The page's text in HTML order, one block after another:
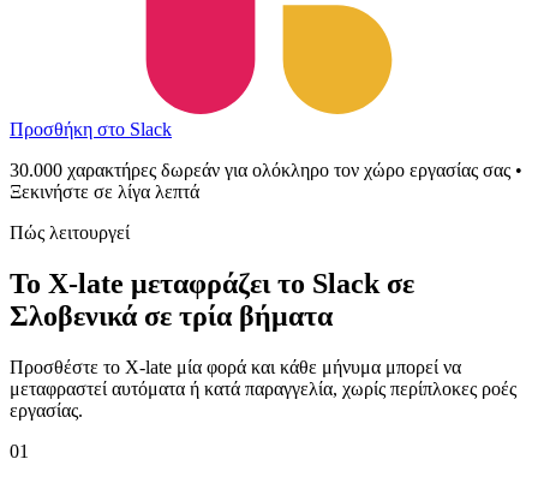
Προσθήκη στο Slack
30.000 χαρακτήρες δωρεάν για ολόκληρο τον χώρο εργασίας σας •
Ξεκινήστε σε λίγα λεπτά
Πώς λειτουργεί
Το X-late μεταφράζει το Slack σε
Σλοβενικά σε τρία βήματα
Προσθέστε το X-late μία φορά και κάθε μήνυμα μπορεί να
μεταφραστεί αυτόματα ή κατά παραγγελία, χωρίς περίπλοκες ροές
εργασίας.
01